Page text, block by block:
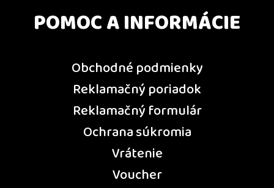
POMOC A INFORMÁCIE
Obchodné podmienky
Reklamačný poriadok
Reklamačný formulár
Ochrana súkromia
Vrátenie
Voucher